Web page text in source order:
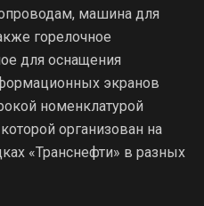
машина для
горелочное
для оснащения
экранов
номенклатурой
организован на
«Транснефти» в разных